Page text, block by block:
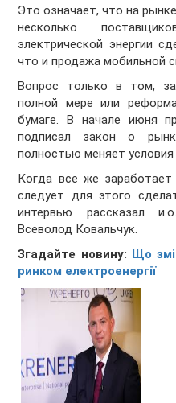
Это означает, что на
несколько
электрической энергии
что и продажа мобильной
Вопрос только в том,
полной мере или
бумаге. В начале июня
подписал закон о
полностью меняет
Когда все же
следует для этого
интервью рассказал
Всеволод Ковальчук.
Згадайте новину: Що
ринком електроенергії